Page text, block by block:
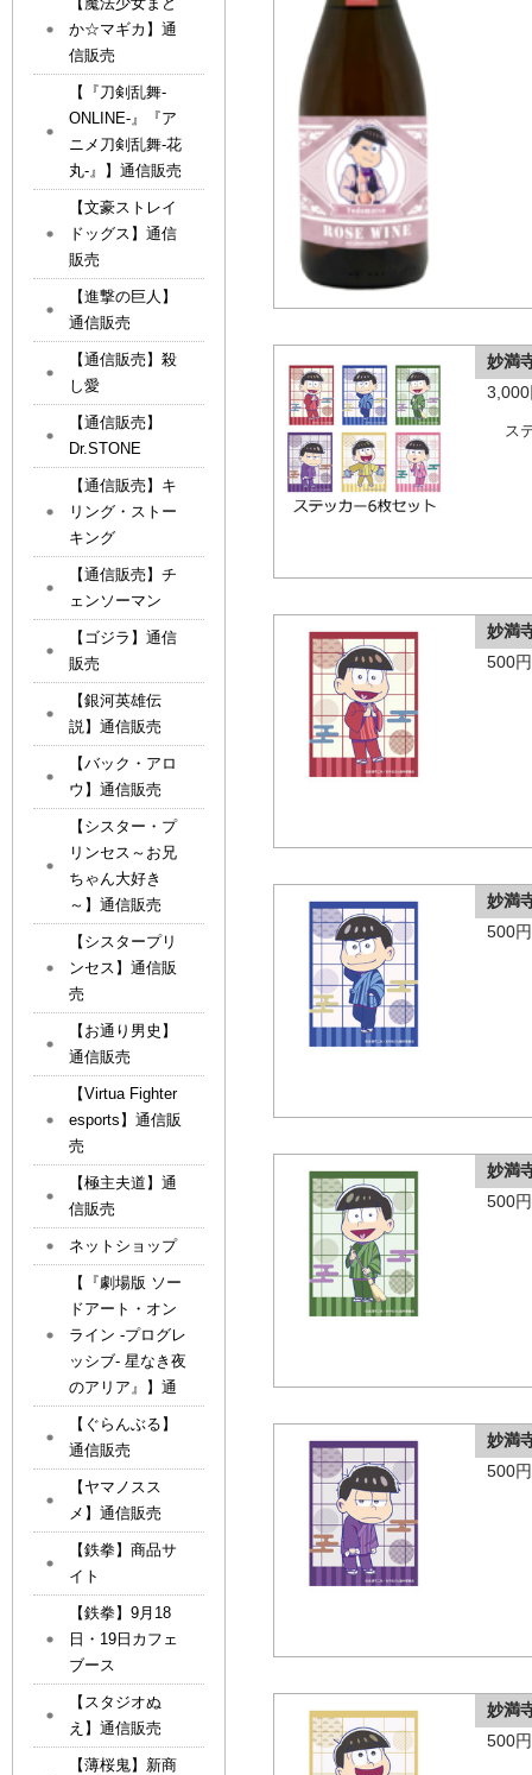
妙満
ス
妙満
500
妙満
500
妙満
500
妙満
500
妙満
500
か☆マギカ】通
信販売
【『刀剣乱舞-
ONLINE-』『ア
ニメ刀剣乱舞-花
丸-』】通信販売
【文豪ストレイ
ドッグス】通信
販売
【進撃の巨人】
通信販売
【通信販売】殺
し愛
【通信販売】
Dr.STONE
【通信販売】キ
リング・ストー
キング
【通信販売】チ
ェンソーマン
【ゴジラ】通信
販売
【銀河英雄伝
説】通信販売
【バック・アロ
ウ】通信販売
【シスター・プ
リンセス～お兄
ちゃん大好き
～】通信販売
【シスタープリ
ンセス】通信販
売
【お通り男史】
通信販売
【Virtua Fighter
esports】通信販
売
【極主夫道】通
信販売
ネットショップ
【『劇場版 ソー
ドアート・オン
ライン -プログレ
ッシブ- 星なき夜
のアリア』】通
【ぐらんぶる】
通信販売
【ヤマノスス
メ】通信販売
【鉄拳】商品サ
イト
【鉄拳】9月18
日・19日カフェ
ブース
【スタジオぬ
え】通信販売
【薄桜鬼】新商